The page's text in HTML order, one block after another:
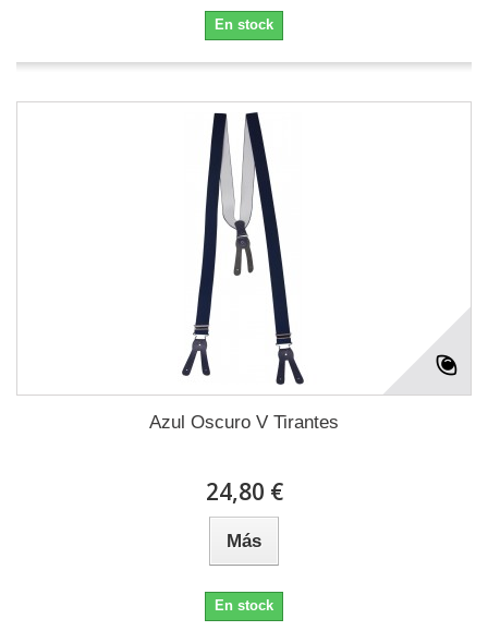
En stock
Azul Oscuro V Tirantes
24,80 €
Más
En stock